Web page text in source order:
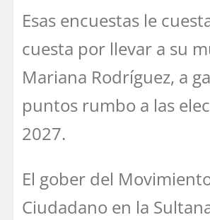
Esas encuestas le
cuesta por llevar a su
Mariana Rodríguez, a
puntos rumbo a las
2027.
El gober del
Ciudadano en la